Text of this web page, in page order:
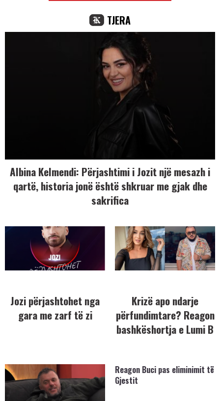
TJERA
Albina Kelmendi: Përjashtimi i Jozit një mesazh i
qartë, historia jonë është shkruar me gjak dhe
sakrifica
Jozi përjashtohet nga
gara me zarf të zi
Krizë apo ndarje
përfundimtare? Reagon
bashkëshortja e Lumi B
Reagon Buci pas eliminimit të
Gjestit